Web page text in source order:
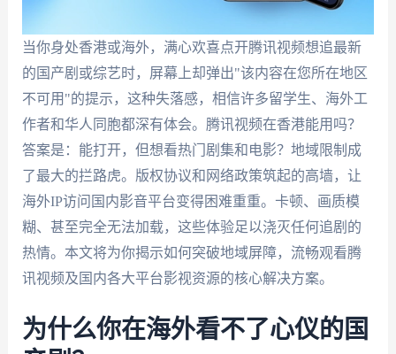
当你身处香港或海外，满心欢喜点开腾讯视频想追最新
的国产剧或综艺时，屏幕上却弹出"该内容在您所在地区
不可用"的提示，这种失落感，相信许多留学生、海外工
作者和华人同胞都深有体会。腾讯视频在香港能用吗？
答案是：能打开，但想看热门剧集和电影？地域限制成
了最大的拦路虎。版权协议和网络政策筑起的高墙，让
海外IP访问国内影音平台变得困难重重。卡顿、画质模
糊、甚至完全无法加载，这些体验足以浇灭任何追剧的
热情。本文将为你揭示如何突破地域屏障，流畅观看腾
讯视频及国内各大平台影视资源的核心解决方案。
为什么你在海外看不了心仪的国